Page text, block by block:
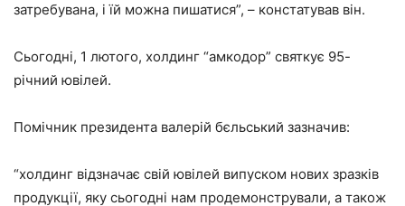
затребувана, і їй можна пишатися”, – констатував він.
Сьогодні, 1 лютого, холдинг “амкодор” святкує 95-
річний ювілей.
Помічник президента валерій бєльський зазначив:
“холдинг відзначає свій ювілей випуском нових зразків
продукції, яку сьогодні нам продемонстрували, а також